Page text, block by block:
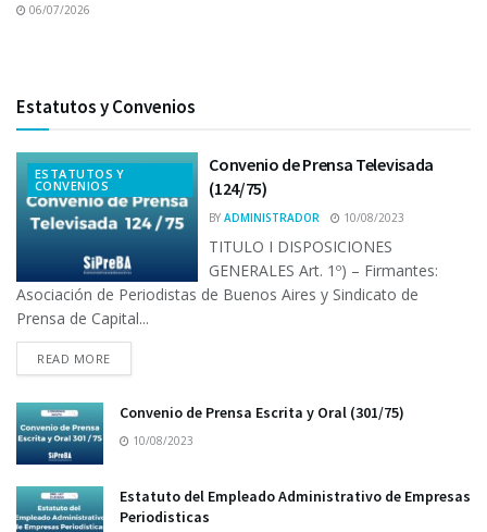
06/07/2026
Estatutos y Convenios
ESTATUTOS Y
CONVENIOS
Convenio de Prensa Televisada
(124/75)
BY ADMINISTRADOR 10/08/2023
TITULO I DISPOSICIONES
GENERALES Art. 1º) – Firmantes:
Asociación de Periodistas de Buenos Aires y Sindicato de
Prensa de Capital...
READ MORE
Convenio de Prensa Escrita y Oral (301/75)
10/08/2023
Estatuto del Empleado Administrativo de Empresas
Periodisticas